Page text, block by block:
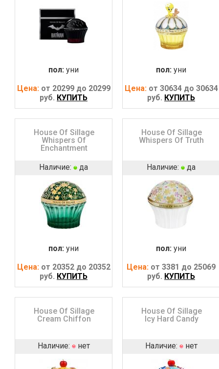
пол: уни
Цена: от 20299 до 20299
руб. КУПИТЬ
пол: уни
Цена: от 30634 до 30634
руб. КУПИТЬ
House Of Sillage
Whispers Of
Enchantment
Наличие: да
пол: уни
Цена: от 20352 до 20352
руб. КУПИТЬ
House Of Sillage
Whispers Of Truth
Наличие: да
пол: уни
Цена: от 3381 до 25069
руб. КУПИТЬ
House Of Sillage
Cream Chiffon
Наличие: нет
House Of Sillage
Icy Hard Candy
Наличие: нет